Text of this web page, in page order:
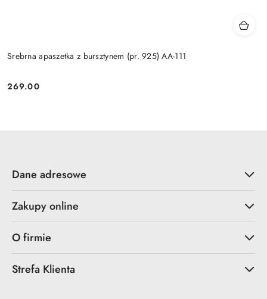
Srebrna apaszetka z bursztynem (pr. 925) AA-111
Cena:
269.00
Dane adresowe
Zakupy online
O firmie
Strefa Klienta